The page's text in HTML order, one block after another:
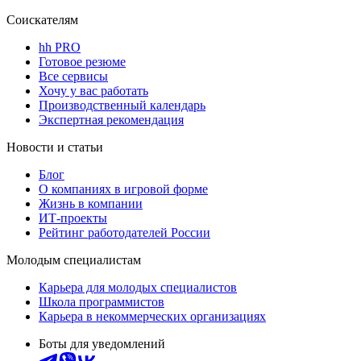
Соискателям
hh PRO
Готовое резюме
Все сервисы
Хочу у вас работать
Производственный календарь
Экспертная рекомендация
Новости и статьи
Блог
О компаниях в игровой форме
Жизнь в компании
ИТ-проекты
Рейтинг работодателей России
Молодым специалистам
Карьера для молодых специалистов
Школа программистов
Карьера в некоммерческих организациях
Боты для уведомлений